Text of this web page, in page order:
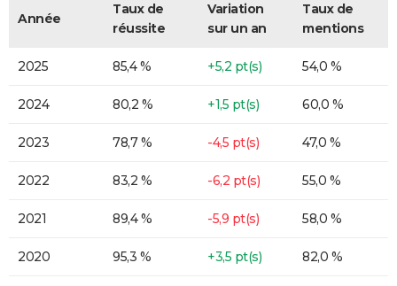
Année
Taux de
réussite
Variation
sur un an
Taux de
mentions
2025 85,4 % +5,2 pt(s) 54,0 %
2024 80,2 % +1,5 pt(s) 60,0 %
2023 78,7 % -4,5 pt(s) 47,0 %
2022 83,2 % -6,2 pt(s) 55,0 %
2021 89,4 % -5,9 pt(s) 58,0 %
2020 95,3 % +3,5 pt(s) 82,0 %